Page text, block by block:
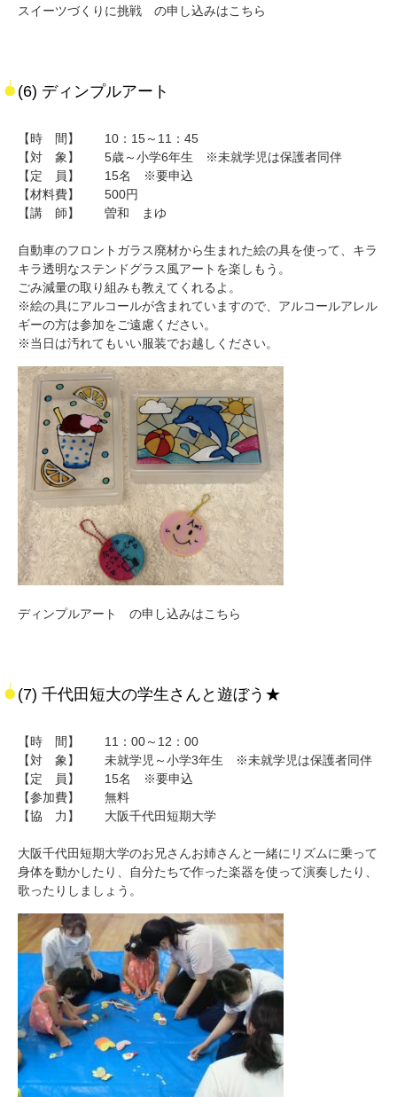
スイーツづくりに挑戦 の申し込みはこちら
(6) ディンプルアート
【時 間】 10：15～11：45
【対 象】 5歳～小学6年生 ※未就学児は保護者同伴
【定 員】 15名 ※要申込
【材料費】 500円
【講 師】 曽和 まゆ
自動車のフロントガラス廃材から生まれた絵の具を使って、キラ
キラ透明なステンドグラス風アートを楽しもう。
ごみ減量の取り組みも教えてくれるよ。
※絵の具にアルコールが含まれていますので、アルコールアレル
ギーの方は参加をご遠慮ください。
※当日は汚れてもいい服装でお越しください。
ディンプルアート の申し込みはこちら
(7) 千代田短大の学生さんと遊ぼう★
【時 間】 11：00～12：00
【対 象】 未就学児～小学3年生 ※未就学児は保護者同伴
【定 員】 15名 ※要申込
【参加費】 無料
【協 力】 大阪千代田短期大学
大阪千代田短期大学のお兄さんお姉さんと一緒にリズムに乗って
身体を動かしたり、自分たちで作った楽器を使って演奏したり、
歌ったりしましょう。